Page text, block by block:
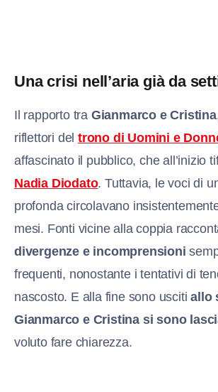
Una crisi nell’aria già da
Il rapporto tra Gianmarco e Cristina
riflettori deltrono di Uomini e
affascinato il pubblico, che all’inizio
Nadia Diodato. Tuttavia, le voci di
profonda circolavano
mesi. Fonti vicine alla coppia
divergenze e incomprensioni
frequenti, nonostante i tentativi di
nascosto. E alla fine sono uscitiallo
Gianmarco e Cristina si sono
voluto fare chiarezza.